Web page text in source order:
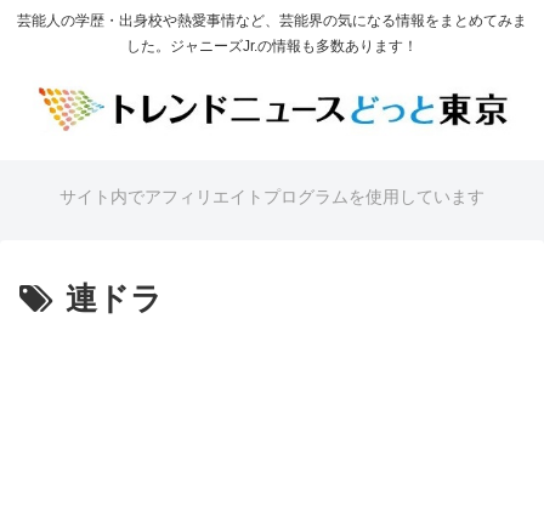
芸能人の学歴・出身校や熱愛事情など、芸能界の気になる情報をまとめてみま
した。ジャニーズJr.の情報も多数あります！
サイト内でアフィリエイトプログラムを使用しています
連ドラ